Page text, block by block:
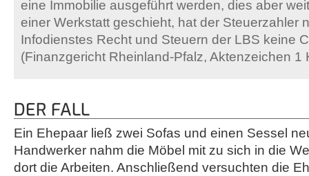
eine Immobilie ausgeführt werden, dies aber
einer Werkstatt geschieht, hat der Steuerzahler
Infodienstes Recht und Steuern der LBS keine
(Finanzgericht Rheinland-Pfalz, Aktenzeichen 1
DER FALL
Ein Ehepaar ließ zwei Sofas und einen Sessel
Handwerker nahm die Möbel mit zu sich in die
dort die Arbeiten. Anschließend versuchten die